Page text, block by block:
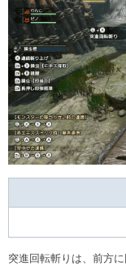
突進回転斬りは、前方